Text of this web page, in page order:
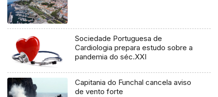
Sociedade Portuguesa de
Cardiologia prepara estudo sobre a
pandemia do séc.XXI
Capitania do Funchal cancela aviso
de vento forte